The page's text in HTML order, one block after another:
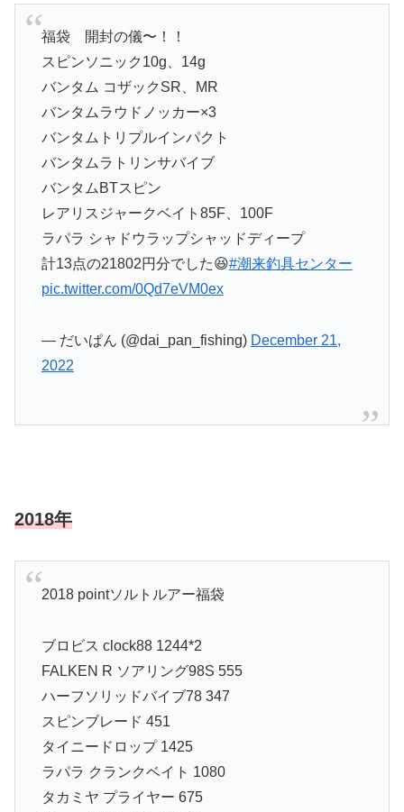
福袋 開封の儀〜！！
スピンソニック10g、14g
バンタム コザックSR、MR
バンタムラウドノッカー×3
バンタムトリプルインパクト
バンタムラトリンサバイブ
バンタムBTスピン
レアリスジャークベイト85F、100F
ラパラ シャドウラップシャッドディープ
計13点の21802円分でした😆#潮来釣具センター
pic.twitter.com/0Qd7eVM0ex
— だいぱん (@dai_pan_fishing) December 21,
2022
2018年
2018 pointソルトルアー福袋
ブロビス clock88 1244*2
FALKEN R ソアリング98S 555
ハーフソリッドバイブ78 347
スピンブレード 451
タイニードロップ 1425
ラパラ クランクベイト 1080
タカミヤ プライヤー 675